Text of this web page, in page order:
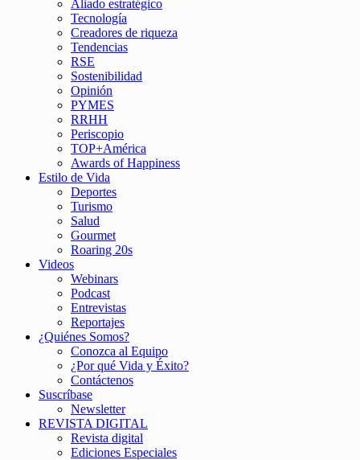
Aliado estratégico
Tecnología
Creadores de riqueza
Tendencias
RSE
Sostenibilidad
Opinión
PYMES
RRHH
Periscopio
TOP+América
Awards of Happiness
Estilo de Vida
Deportes
Turismo
Salud
Gourmet
Roaring 20s
Videos
Webinars
Podcast
Entrevistas
Reportajes
¿Quiénes Somos?
Conozca al Equipo
¿Por qué Vida y Éxito?
Contáctenos
Suscríbase
Newsletter
REVISTA DIGITAL
Revista digital
Ediciones Especiales